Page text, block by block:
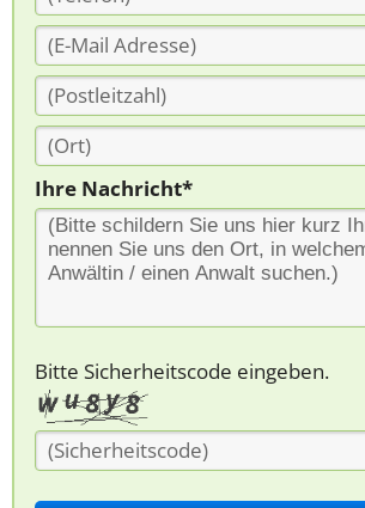
Ihre Nachricht*
Bitte Sicherheitscode eingeben.